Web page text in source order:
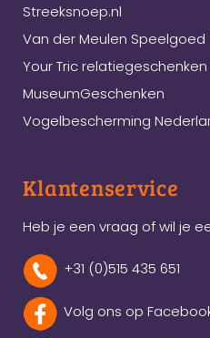
Streeksnoep.nl
Van der Meulen Speelgoed
Your Tric relatiegeschenken
MuseumGeschenken
Vogelbescherming
Klantenservice
Heb je een vraag of wil je
+31 (0)515 435 651
Volg ons op